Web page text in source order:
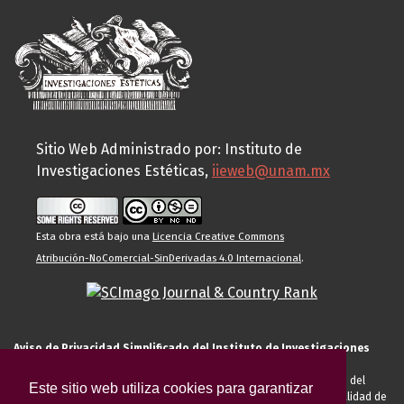
Este sitio web utiliza cookies para garantizar
Sitio Web Administrado por: Instituto de
Investigaciones Estéticas, iieweb@unam.mx
Esta obra está bajo una Licencia Creative Commons
Atribución-NoComercial-SinDerivadas 4.0 Internacional.
Aviso de Privacidad Simplificado del Instituto de Investigaciones
El Instituto de Investigaciones Estéticas de la UNAM, es responsable del
tratamiento de sus datos personales para el registro de usted en calidad de